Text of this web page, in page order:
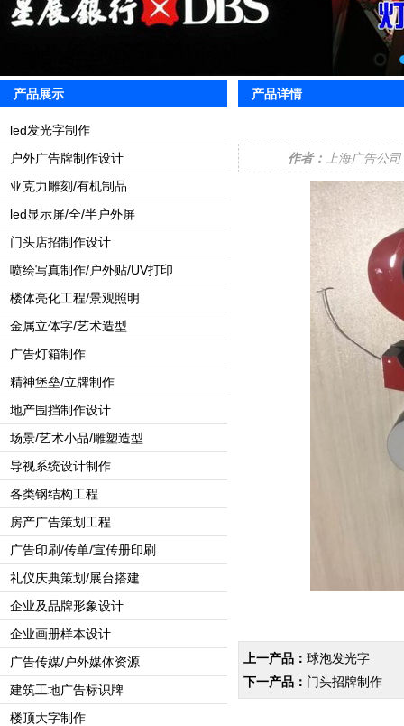
产品展示
led发光字制作
户外广告牌制作设计
亚克力雕刻/有机制品
led显示屏/全/半户外屏
门头店招制作设计
喷绘写真制作/户外贴/UV打印
楼体亮化工程/景观照明
金属立体字/艺术造型
广告灯箱制作
精神堡垒/立牌制作
地产围挡制作设计
场景/艺术小品/雕塑造型
导视系统设计制作
各类钢结构工程
房产广告策划工程
广告印刷/传单/宣传册印刷
礼仪庆典策划/展台搭建
企业及品牌形象设计
企业画册样本设计
广告传媒/户外媒体资源
建筑工地广告标识牌
楼顶大字制作
产品详情
作者： 上海广告公
上一产品： 球泡发光字
下一产品： 门头招牌制作